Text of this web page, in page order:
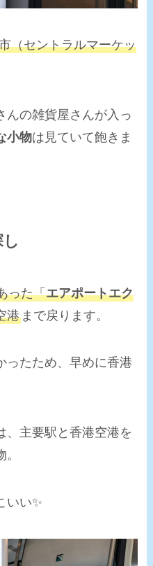
（セントラルマーケッ
んの雑貨屋さんが入っ
小物は見ていて飽きま
った「エアポートエク
港 まで戻ります。
ったため、早めに香港
、主要駅と香港空港を
いい✨